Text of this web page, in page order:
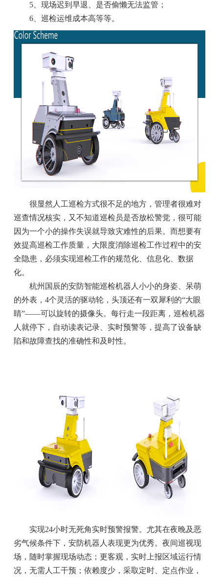
5、现场迟到早退、是否偷懒无法监管；
6、巡检运维成本高等等。
很显然人工巡检方式很不足的地方，管理者很难对
巡查情况核实，又不知道巡检员是否放松警觉，很可能
因为一个小的操作失误就导致灾难性的后果。而想要有
效提高巡检工作质量，大限度消除巡检工作过程中的安
全隐患，必须实现巡检工作的规范化、信息化、数据
化。
杭州国辰的安防智能巡检机器人小小的身姿、呆萌
的外表，4个灵活的驱动轮，头顶还有一双犀利的“大眼
睛”――可以旋转的摄像头。每行走一段距离，巡检机器
人就停下，自动读表记录、实时预警等，提高了设备缺
陷和故障查找的准确性和及时性。
实现24小时无死角实时预警报警。尤其在夜晚及恶
劣气候条件下，安防机器人表现更为优秀。夜间巡视现
场，随时掌握现场动态；更客观，实时上报区域运行情
况，无需人工干预；依赖度少，采取定时、定点作业，